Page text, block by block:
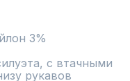
3%
с втачными
рукавов